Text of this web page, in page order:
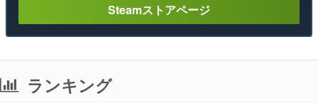
Steamストアページ
ランキング